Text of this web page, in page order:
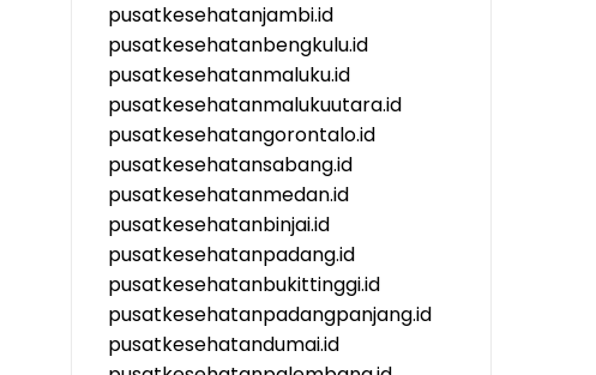
pusatkesehatanjambi.id
pusatkesehatanbengkulu.id
pusatkesehatanmaluku.id
pusatkesehatanmalukuutara.id
pusatkesehatangorontalo.id
pusatkesehatansabang.id
pusatkesehatanmedan.id
pusatkesehatanbinjai.id
pusatkesehatanpadang.id
pusatkesehatanbukittinggi.id
pusatkesehatanpadangpanjang.id
pusatkesehatandumai.id